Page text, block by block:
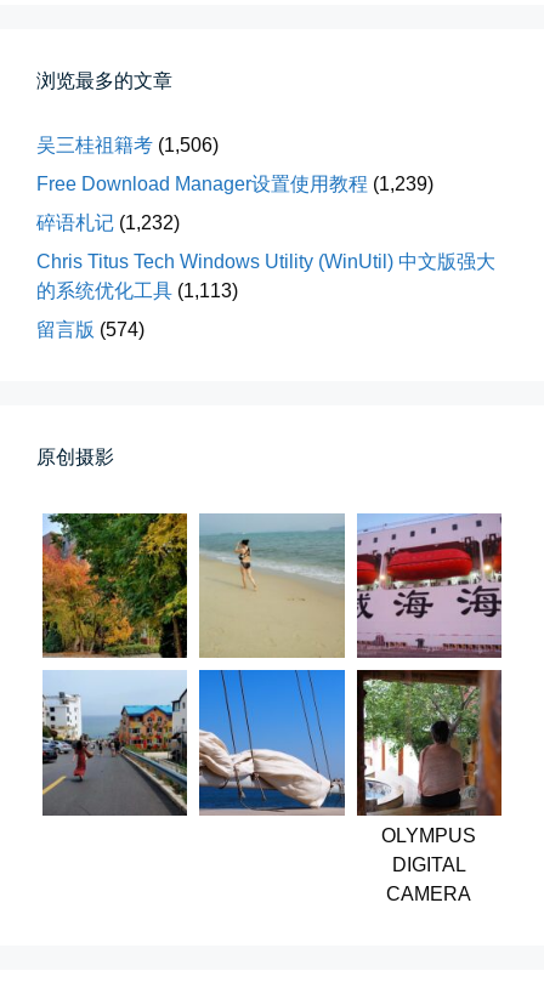
落雪音乐下载最稳定音乐源
春雪挂树枝
早晨在厨房时一抬头，看到窗外已...
📅 04-06 08:28 👤 Zairun
浏览最多的文章
吴三桂祖籍考 (1,506)
Free Download Manager设置使用教程 (1,239)
碎语札记 (1,232)
Chris Titus Tech Windows Utility (WinUtil) 中文版强大
的系统优化工具 (1,113)
留言版 (574)
原创摄影
OLYMPUS
DIGITAL
CAMERA